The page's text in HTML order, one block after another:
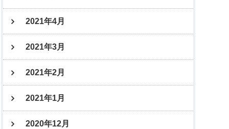
2021年4月
2021年3月
2021年2月
2021年1月
2020年12月